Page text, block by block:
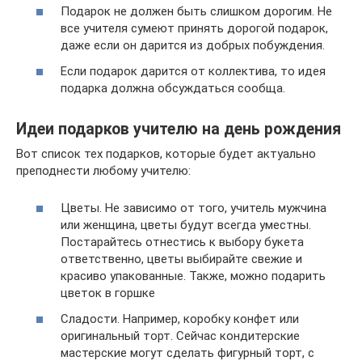
Подарок не должен быть слишком дорогим. Не
все учителя сумеют принять дорогой подарок,
даже если он дарится из добрых побуждения.
Если подарок дарится от коллектива, то идея
подарка должна обсуждаться сообща.
Идеи подарков учителю на день рождения
Вот список тех подарков, которые будет актуально
преподнести любому учителю:
Цветы. Не зависимо от того, учитель мужчина
или женщина, цветы будут всегда уместны.
Постарайтесь отнестись к выбору букета
ответственно, цветы выбирайте свежие и
красиво упакованные. Также, можно подарить
цветок в горшке
Сладости. Например, коробку конфет или
оригинальный торт. Сейчас кондитерские
мастерские могут сделать фигурный торт, с